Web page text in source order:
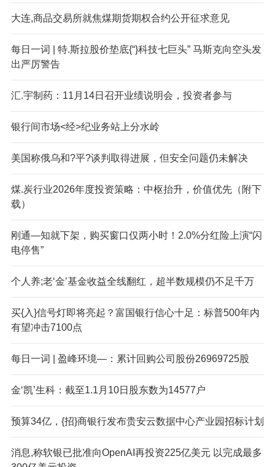
大连,商品交易所就焦煤期货期权合约公开征求意见
每日一词 | 特.斯拉股价垫底{“}科技七巨头” 马斯克向空头发
出严厉警告
汇.宇制药：11月14日召开业绩说明会，投资者参与
银行间市场<经>纪业务站上分水岭
美国称俄乌和?平?谈判取得进展，但安全问题仍未解决
煤.炭行业2026年度投资策略：中枢抬升，价值优先（附下
载）
刚通—知就下架，购买窗口仅两小时！2.0%分红险上演“闪
电停售”
个人养;老‘金’基金收益全线翻红，超半数规模仍不足千万
买{入}信号灯即将亮起？富国银行信心十足：标普500年内
有望冲击7100点
每日一词 | 盈峰环境—：累计回购公司股份26969725股
金‘凯’生科：截至1.1月10日股东数为14577户
预算34亿，{招}商银行发布贵安云数据中心产业园招标计划
消息,称软银已批准向OpenAI再投资225亿美元 以完成最多